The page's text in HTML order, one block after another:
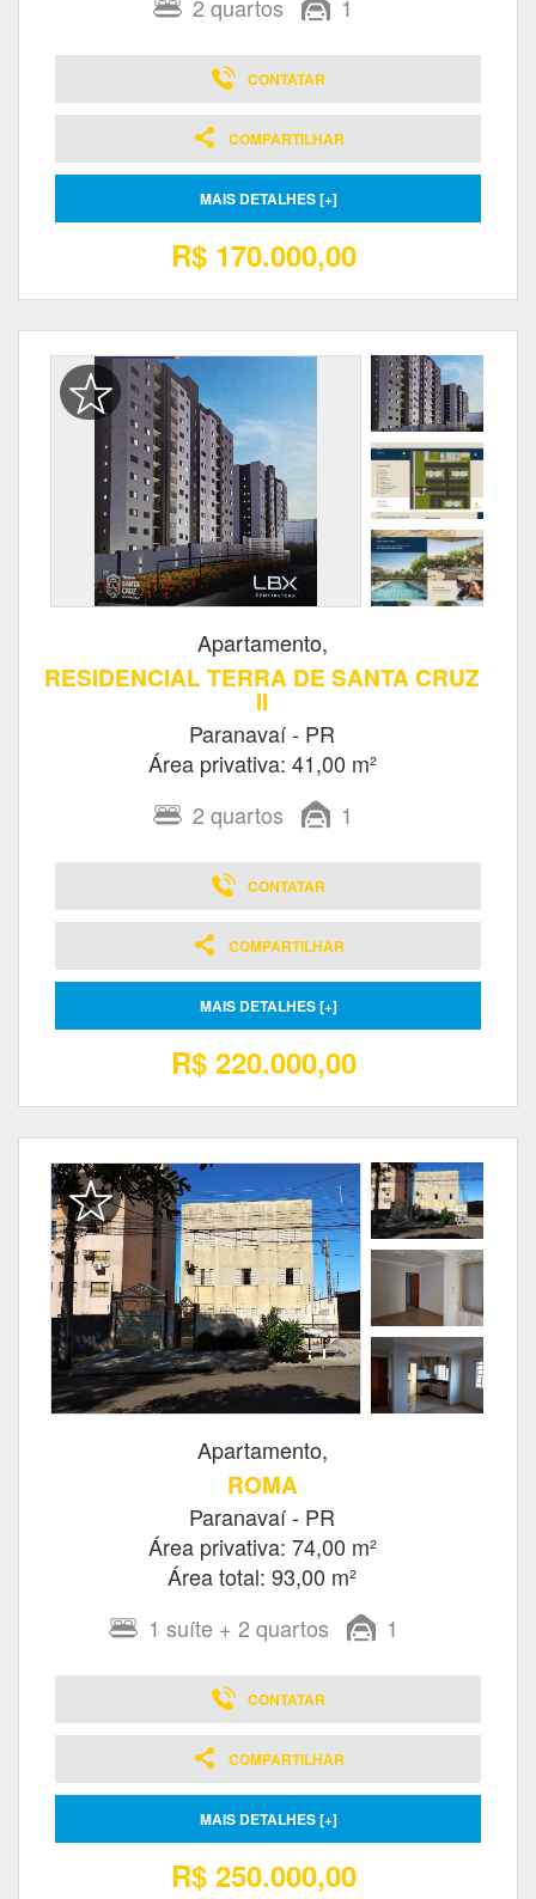
2 quartos 1
CONTATAR
COMPARTILHAR
MAIS DETALHES [+]
R$ 170.000,00
Apartamento,
RESIDENCIAL TERRA DE SANTA CRUZ
II
Paranavaí - PR
Área privativa: 41,00 m²
2 quartos 1
CONTATAR
COMPARTILHAR
MAIS DETALHES [+]
R$ 220.000,00
Apartamento,
ROMA
Paranavaí - PR
Área privativa: 74,00 m²
Área total: 93,00 m²
1 suíte + 2 quartos 1
CONTATAR
COMPARTILHAR
MAIS DETALHES [+]
R$ 250.000,00